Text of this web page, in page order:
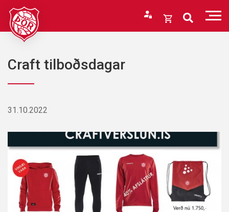
Fara
efni
Opna
Karfan þín
Craft tilboðsdagar
31.10.2022